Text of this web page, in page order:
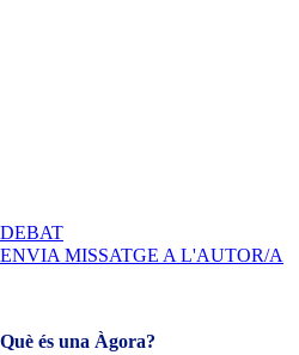
DEBATA
PECHAKUCHA
ENVIA MISSATGE A L'AUTOR/A
Què és una Àgora?